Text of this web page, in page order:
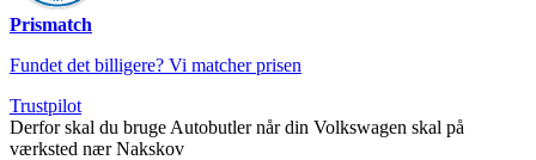
Prismatch
Fundet det billigere? Vi matcher prisen
Trustpilot
Derfor skal du bruge Autobutler når din Volkswagen skal på
værksted nær Nakskov